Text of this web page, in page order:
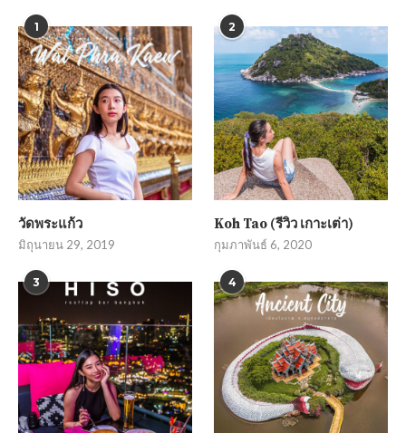
1
วัดพระแก้ว
มิถุนายน 29, 2019
2
Koh Tao (รีวิว เกาะเต่า)
กุมภาพันธ์ 6, 2020
3 4